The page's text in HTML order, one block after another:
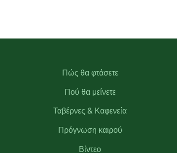
Πώς θα φτάσετε
Πού θα μείνετε
Ταβέρνες & Καφενεία
Πρόγνωση καιρού
Βίντεο